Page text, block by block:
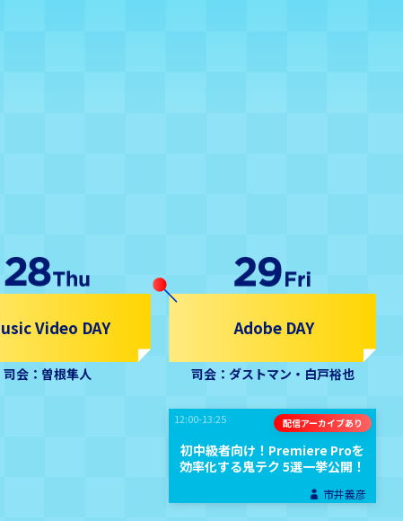
Video DAY
司会：曽根隼人
Adobe DAY
司会：ダストマン・白戸裕也
12:00-13:25
初中級者向け！Premiere Proを
効率化する鬼テク 5選一挙公開！
市井義彦